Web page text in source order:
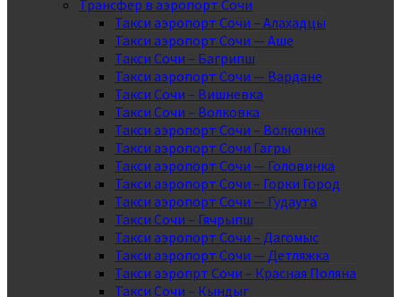
Трансфер в аэропорт Сочи
Такси аэропорт Сочи – Алахадцы
Такси аэропорт Сочи — Аше
Такси Сочи – Багрипш
Такси аэропорт Сочи — Вардане
Такси Сочи – Вишневка
Такси Сочи – Волковка
Такси аэропорт Сочи – Волконка
Такси аэропорт Сочи Гагры
Такси аэропорт Сочи — Головинка
Такси аэропорт Сочи – Горки Город
Такси аэропорт Сочи — Гудаута
Такси Сочи – Гячрыпш
Такси аэропорт Сочи – Дагомыс
Такси аэропорт Сочи — Детляжка
Такси аэропрт Сочи – Красная Поляна
Такси Сочи – Кындыг